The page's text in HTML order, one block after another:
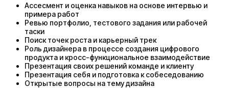
Ассесмент и оценка навыков на основе интервью и
примера работ
Ревью портфолио, тестового задания или рабочей
таски
Поиск точек роста и карьерный трек
Роль дизайнера в процессе создания цифрового
продукта и кросс-функциональное взаимодействие
Презентация своих решений команде и клиенту
Презентация себя и подготовка к собеседованию
Открытые вопросы на тему дизайна